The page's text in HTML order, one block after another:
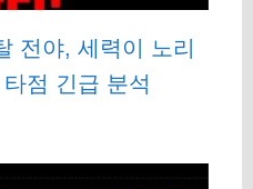
전야, 세력이 노리
점 긴급 분석